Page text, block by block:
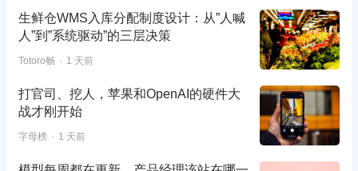
生鲜仓WMS入库分配制度设计：从”人喊
人”到”系统驱动”的三层决策
Totoro畅 1 天前
打官司、挖人，苹果和OpenAI的硬件大
战才刚开始
字母榜 1 天前